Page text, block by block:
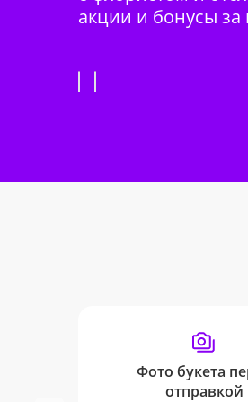
акции и бонусы за
Фото букета
отправкой